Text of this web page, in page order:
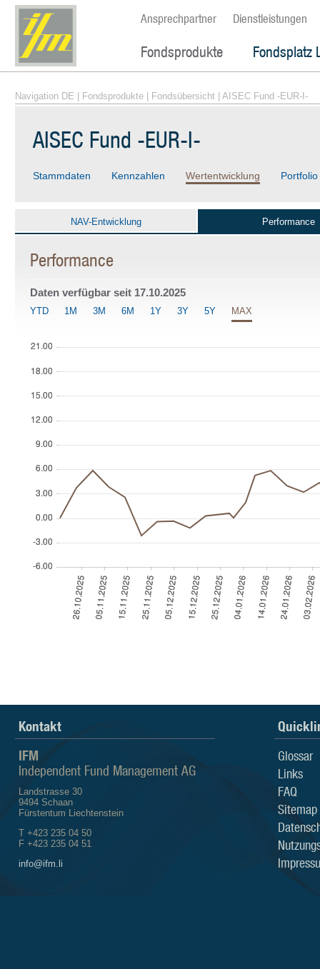
Ansprechpartner Dienstleistungen
Fondsprodukte Fondsplatz
Navigation DE Fondsprodukte Fondsübersicht | AISEC Fund -EUR-I-
AISEC Fund -EUR-I-
Stammdaten Kennzahlen Wertentwicklung Portfolio
NAV-Entwicklung Performance
Performance
Daten verfügbar seit 17.10.2025
YTD 1M 3M 6M 1Y 3Y 5Y MAX
Kontakt
IFM
Independent Fund Management AG
Landstrasse 30
9494 Schaan
Fürstentum Liechtenstein
T +423 235 04 50
F +423 235 04 51
info@ifm.li
Glossar
Links
FAQ
Sitemap